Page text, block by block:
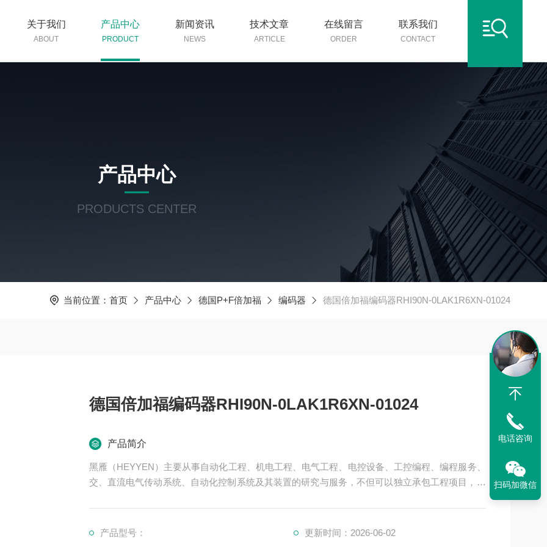
关于我们
ABOUT
产品中心
PRODUCT
新闻资讯
NEWS
技术文章
ARTICLE
在线留言
ORDER
联系我们
CONTACT
产品中心
PRODUCTS CENTER
当前位置： 首页 产品中心 德国P+F倍加福 编码器 德国倍加福编码器RHI90N-0LAK1R6XN-01024
德国倍加福编码器RHI90N-0LAK1R6XN-01024
产品简介
黑雁（HEYYEN）主要从事自动化工程、机电工程、电气工程、电控设备、工控编程、编程服务、
交、直流电气传动系统、自动化控制系统及其装置的研究与服务，不但可以独立承包工程项目，还
领域。尤其为纺织，印刷行业等生产线提供优良的电气传动系统和自动化控制
产品型号： 更新时间：2026-06-02
电话咨询
扫码加微信